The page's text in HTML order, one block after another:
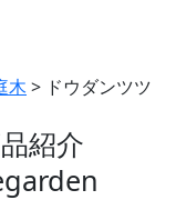
木 > ドウダンツツ
紹介